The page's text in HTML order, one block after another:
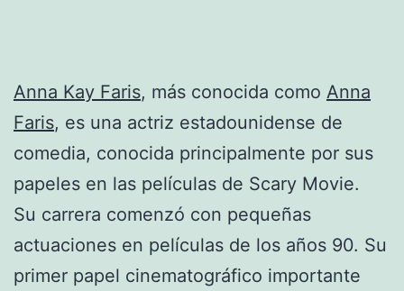
Anna Kay Faris, más conocida como Anna
Faris, es una actriz estadounidense de
comedia, conocida principalmente por sus
papeles en las películas de Scary Movie.
Su carrera comenzó con pequeñas
actuaciones en películas de los años 90. Su
primer papel cinematográfico importante